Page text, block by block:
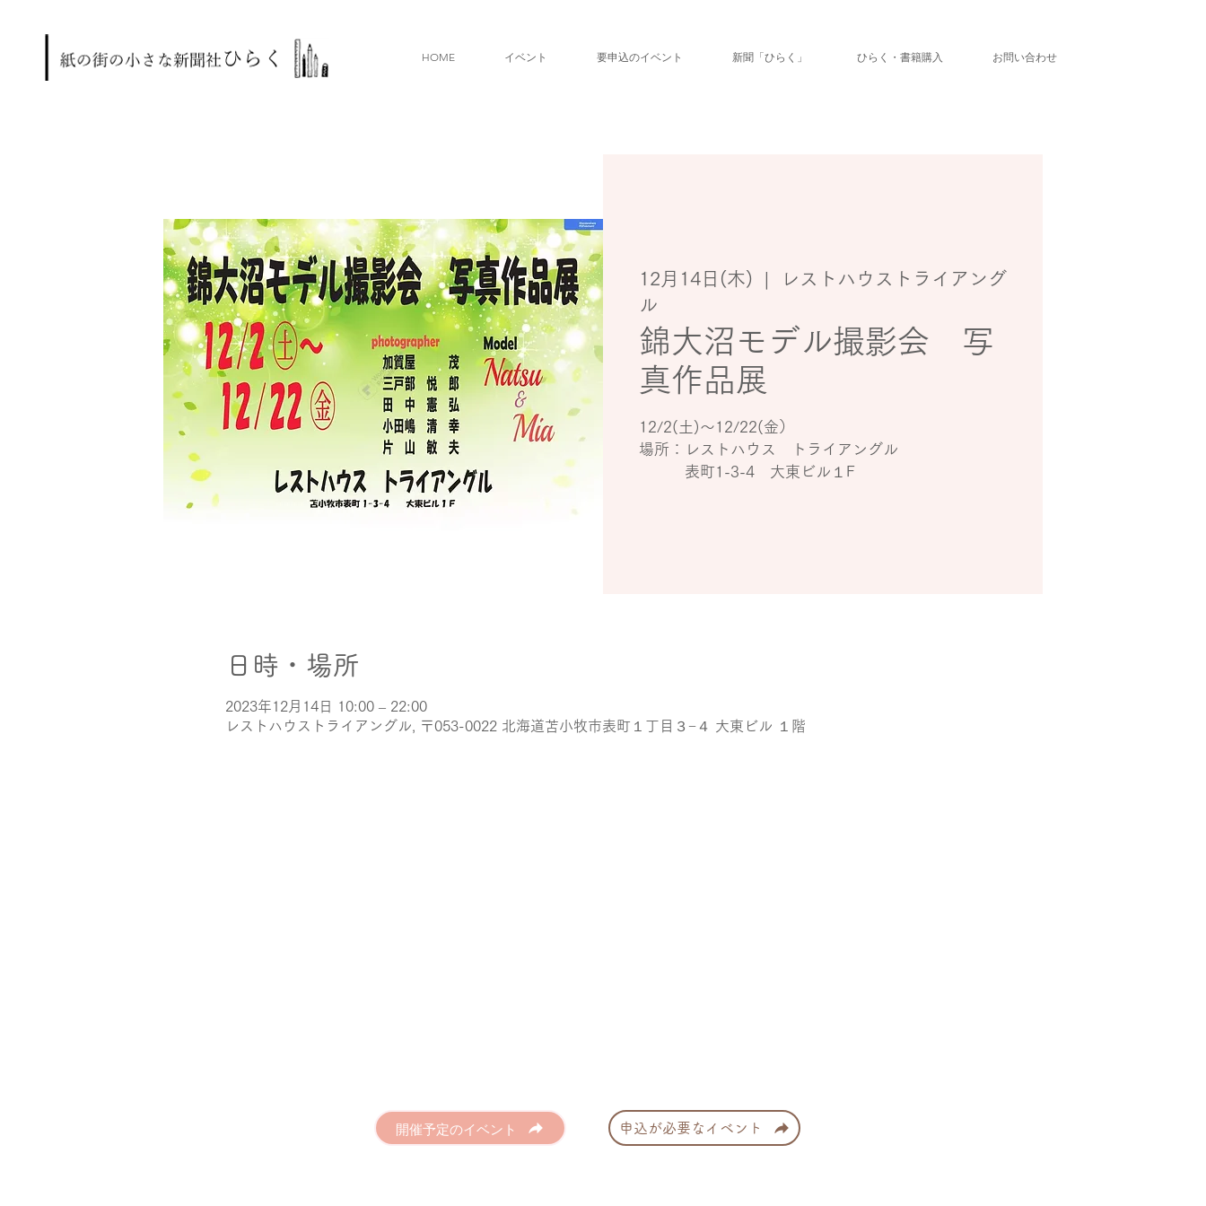
HOME イベント 要申込のイベント 新聞「ひらく」 ひらく・書籍購入 お問い合わせ
12月14日(木)
レストハウストライアング
ル
錦大沼モデル撮影会 写
真作品展
12/2(土)～12/22(金）
場所：レストハウス トライアングル
表町1-3-4 大東ビル１F
日時・場所
2023年12月14日 10:00 – 22:00
レストハウストライアングル, 〒053-0022 北海道苫小牧市表町１丁目３−４ 大東ビル １階
開催予定のイベント 申込が必要なイベント